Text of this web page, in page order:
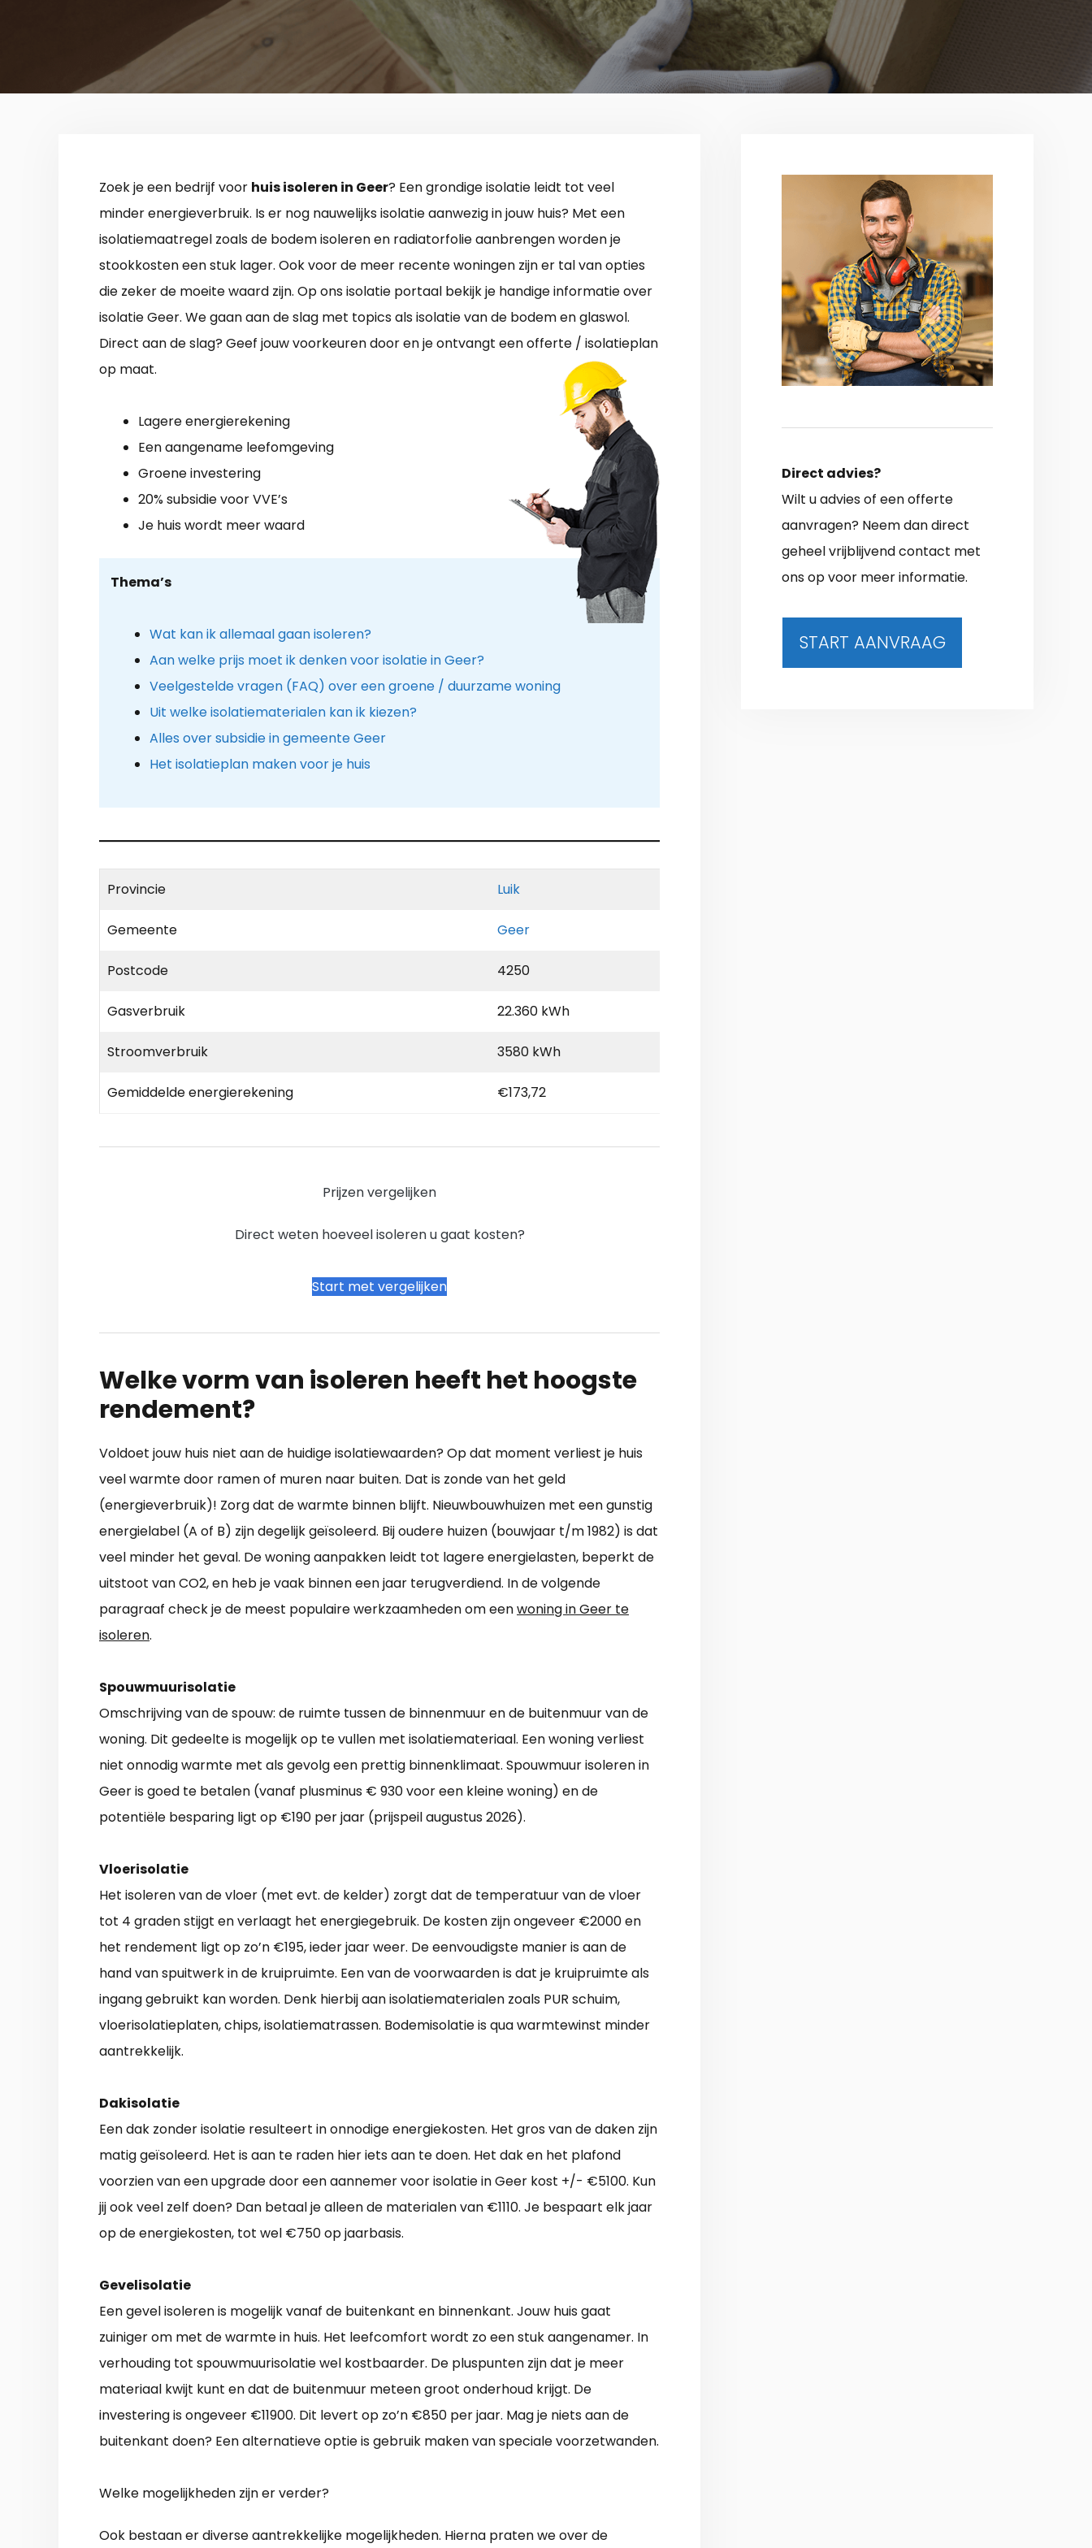
Zoek je een bedrijf voor huis isoleren in Geer? Een grondige isolatie leidt tot veel
minder energieverbruik. Is er nog nauwelijks isolatie aanwezig in jouw huis? Met een
isolatiemaatregel zoals de bodem isoleren en radiatorfolie aanbrengen worden je
stookkosten een stuk lager. Ook voor de meer recente woningen zijn er tal van opties
die zeker de moeite waard zijn. Op ons isolatie portaal bekijk je handige informatie over
isolatie Geer. We gaan aan de slag met topics als isolatie van de bodem en glaswol.
Direct aan de slag? Geef jouw voorkeuren door en je ontvangt een offerte / isolatieplan
op maat.
Lagere energierekening
Een aangename leefomgeving
Groene investering
20% subsidie voor VVE’s
Je huis wordt meer waard
Thema’s
Wat kan ik allemaal gaan isoleren?
Aan welke prijs moet ik denken voor isolatie in Geer?
Veelgestelde vragen (FAQ) over een groene / duurzame woning
Uit welke isolatiematerialen kan ik kiezen?
Alles over subsidie in gemeente Geer
Het isolatieplan maken voor je huis
Provincie Luik
Gemeente Geer
Postcode 4250
Gasverbruik 22.360 kWh
Stroomverbruik 3580 kWh
Gemiddelde energierekening €173,72
Prijzen vergelijken
Direct weten hoeveel isoleren u gaat kosten?
Start met vergelijken
Welke vorm van isoleren heeft het hoogste
rendement?
Voldoet jouw huis niet aan de huidige isolatiewaarden? Op dat moment verliest je huis
veel warmte door ramen of muren naar buiten. Dat is zonde van het geld
(energieverbruik)! Zorg dat de warmte binnen blijft. Nieuwbouwhuizen met een gunstig
energielabel (A of B) zijn degelijk geïsoleerd. Bij oudere huizen (bouwjaar t/m 1982) is dat
veel minder het geval. De woning aanpakken leidt tot lagere energielasten, beperkt de
uitstoot van CO2, en heb je vaak binnen een jaar terugverdiend. In de volgende
paragraaf check je de meest populaire werkzaamheden om eenwoning in Geer te
isoleren.
Spouwmuurisolatie
Omschrijving van de spouw: de ruimte tussen de binnenmuur en de buitenmuur van de
woning. Dit gedeelte is mogelijk op te vullen met isolatiemateriaal. Een woning verliest
niet onnodig warmte met als gevolg een prettig binnenklimaat. Spouwmuur isoleren in
Geer is goed te betalen (vanaf plusminus € 930 voor een kleine woning) en de
potentiële besparing ligt op €190 per jaar (prijspeil augustus 2026).
Vloerisolatie
Het isoleren van de vloer (met evt. de kelder) zorgt dat de temperatuur van de vloer
tot 4 graden stijgt en verlaagt het energiegebruik. De kosten zijn ongeveer €2000 en
het rendement ligt op zo’n €195, ieder jaar weer. De eenvoudigste manier is aan de
hand van spuitwerk in de kruipruimte. Een van de voorwaarden is dat je kruipruimte als
ingang gebruikt kan worden. Denk hierbij aan isolatiematerialen zoals PUR schuim,
vloerisolatieplaten, chips, isolatiematrassen. Bodemisolatie is qua warmtewinst minder
aantrekkelijk.
Dakisolatie
Een dak zonder isolatie resulteert in onnodige energiekosten. Het gros van de daken zijn
matig geïsoleerd. Het is aan te raden hier iets aan te doen. Het dak en het plafond
voorzien van een upgrade door een aannemer voor isolatie in Geer kost +/- €5100. Kun
jij ook veel zelf doen? Dan betaal je alleen de materialen van €1110. Je bespaart elk jaar
op de energiekosten, tot wel €750 op jaarbasis.
Gevelisolatie
Een gevel isoleren is mogelijk vanaf de buitenkant en binnenkant. Jouw huis gaat
zuiniger om met de warmte in huis. Het leefcomfort wordt zo een stuk aangenamer. In
verhouding tot spouwmuurisolatie wel kostbaarder. De pluspunten zijn dat je meer
materiaal kwijt kunt en dat de buitenmuur meteen groot onderhoud krijgt. De
investering is ongeveer €11900. Dit levert op zo’n €850 per jaar. Mag je niets aan de
buitenkant doen? Een alternatieve optie is gebruik maken van speciale voorzetwanden.
Welke mogelijkheden zijn er verder?
Ook bestaan er diverse aantrekkelijke mogelijkheden. Hierna praten we over de
Direct advies?
Wilt u advies of een offerte
aanvragen? Neem dan direct
geheel vrijblijvend contact met
ons op voor meer informatie.
START AANVRAAG